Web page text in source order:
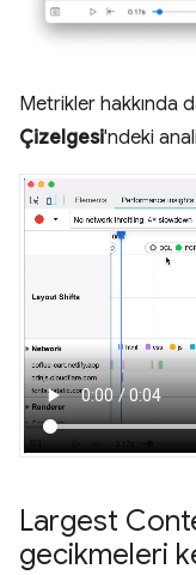
Metrikler hakkında
Çizelgesi'ndeki
Largest
gecikmeleri